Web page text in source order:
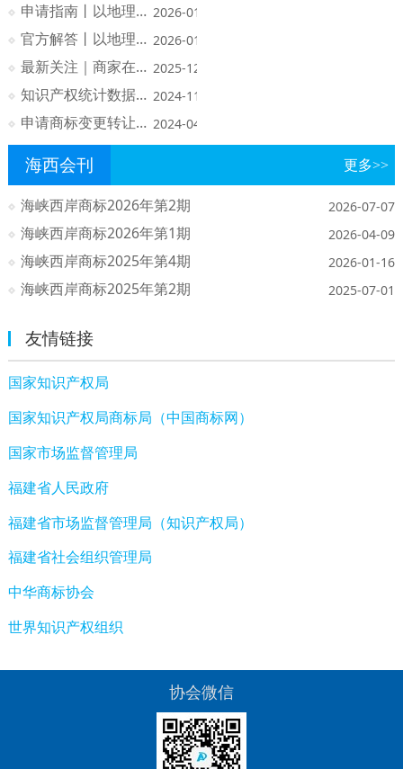
申请指南丨以地理标志作为证明商标、集体商标注册申请所需提交书件目录及说明 2026-01-26
官方解答丨以地理标志作为证明商标、集体商标注册申请十五问 2026-01-26
最新关注｜商家在牌匾上写上“CCTV央视播出品牌”是否违法？这些说法都是假的！ 2025-12-12
知识产权统计数据公开查询指引(2024版) 2024-11-29
申请商标变更转让续展等后续业务加快审查 2024-04-02
海西会刊 更多>>
海峡西岸商标2026年第2期 2026-07-07
海峡西岸商标2026年第1期 2026-04-09
海峡西岸商标2025年第4期 2026-01-16
海峡西岸商标2025年第2期 2025-07-01
友情链接
国家知识产权局
国家知识产权局商标局（中国商标网）
国家市场监督管理局
福建省人民政府
福建省市场监督管理局（知识产权局）
福建省社会组织管理局
中华商标协会
世界知识产权组织
协会微信